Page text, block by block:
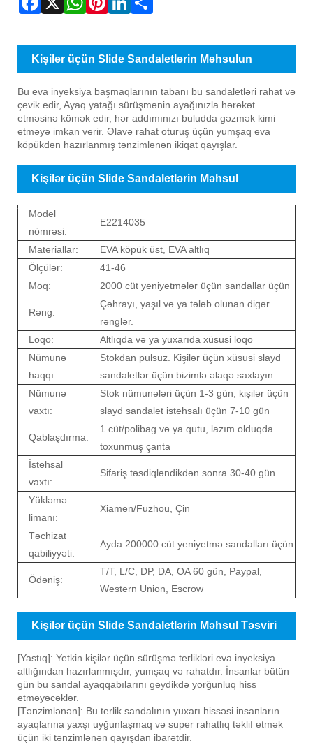
Kişilər üçün Slide Sandaletlərin Məhsulun
Təqdimatı
Bu eva inyeksiya başmaqlarının tabanı bu sandaletləri rahat və
çevik edir, Ayaq yatağı sürüşmənin ayağınızla hərəkət
etməsinə kömək edir, hər addımınızı buludda gəzmək kimi
etməyə imkan verir. Əlavə rahat oturuş üçün yumşaq eva
köpükdən hazırlanmış tənzimlənən ikiqat qayışlar.
Kişilər üçün Slide Sandaletlərin Məhsul
Spesifikasiyası
Model
nömrəsi:
E2214035
Materiallar:
EVA köpük üst, EVA altlıq
Ölçülər:
41-46
Moq:
2000 cüt yeniyetmələr üçün sandallar üçün
Rəng:
Çəhrayı, yaşıl və ya tələb olunan digər
rənglər.
Loqo:
Altlıqda və ya yuxarıda xüsusi loqo
Nümunə
haqqı:
Stokdan pulsuz. Kişilər üçün xüsusi slayd
sandaletlər üçün bizimlə əlaqə saxlayın
Nümunə
vaxtı:
Stok nümunələri üçün 1-3 gün, kişilər üçün
slayd sandalet istehsalı üçün 7-10 gün
Qablaşdırma:
1 cüt/polibag və ya qutu, lazım olduqda
toxunmuş çanta
İstehsal
vaxtı:
Sifariş təsdiqləndikdən sonra 30-40 gün
Yükləmə
limanı:
Xiamen/Fuzhou, Çin
Təchizat
qabiliyyəti:
Ayda 200000 cüt yeniyetmə sandalları üçün
Ödəniş:
T/T, L/C, DP, DA, OA 60 gün, Paypal,
Western Union, Escrow
Kişilər üçün Slide Sandaletlərin Məhsul Təsviri
[Yastıq]: Yetkin kişilər üçün sürüşmə terlikləri eva inyeksiya
altlığından hazırlanmışdır, yumşaq və rahatdır. İnsanlar bütün
gün bu sandal ayaqqabılarını geydikdə yorğunluq hiss
etməyəcəklər.
[Tənzimlənən]: Bu terlik sandalının yuxarı hissəsi insanların
ayaqlarına yaxşı uyğunlaşmaq və super rahatlıq təklif etmək
üçün iki tənzimlənən qayışdan ibarətdir.